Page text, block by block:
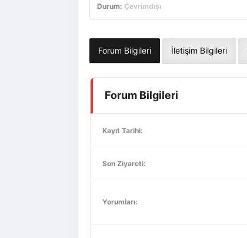
Durum: Çevrimdışı
Forum Bilgileri İletişim Bilgileri
Forum Bilgileri
Kayıt Tarihi:
Son Ziyareti:
Yorumları: